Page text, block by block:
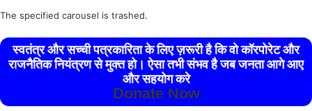
The specified carousel is trashed.
स्वतंत्र और सच्ची पत्रकारिता के लिए ज़रूरी है कि वो कॉरपोरेट और
राजनैतिक नियंत्रण से मुक्त हो। ऐसा तभी संभव है जब जनता आगे आए
और सहयोग करे
Donate Now